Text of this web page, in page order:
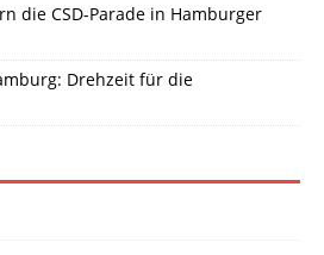
die CSD-Parade in Hamburger
Drehzeit für die